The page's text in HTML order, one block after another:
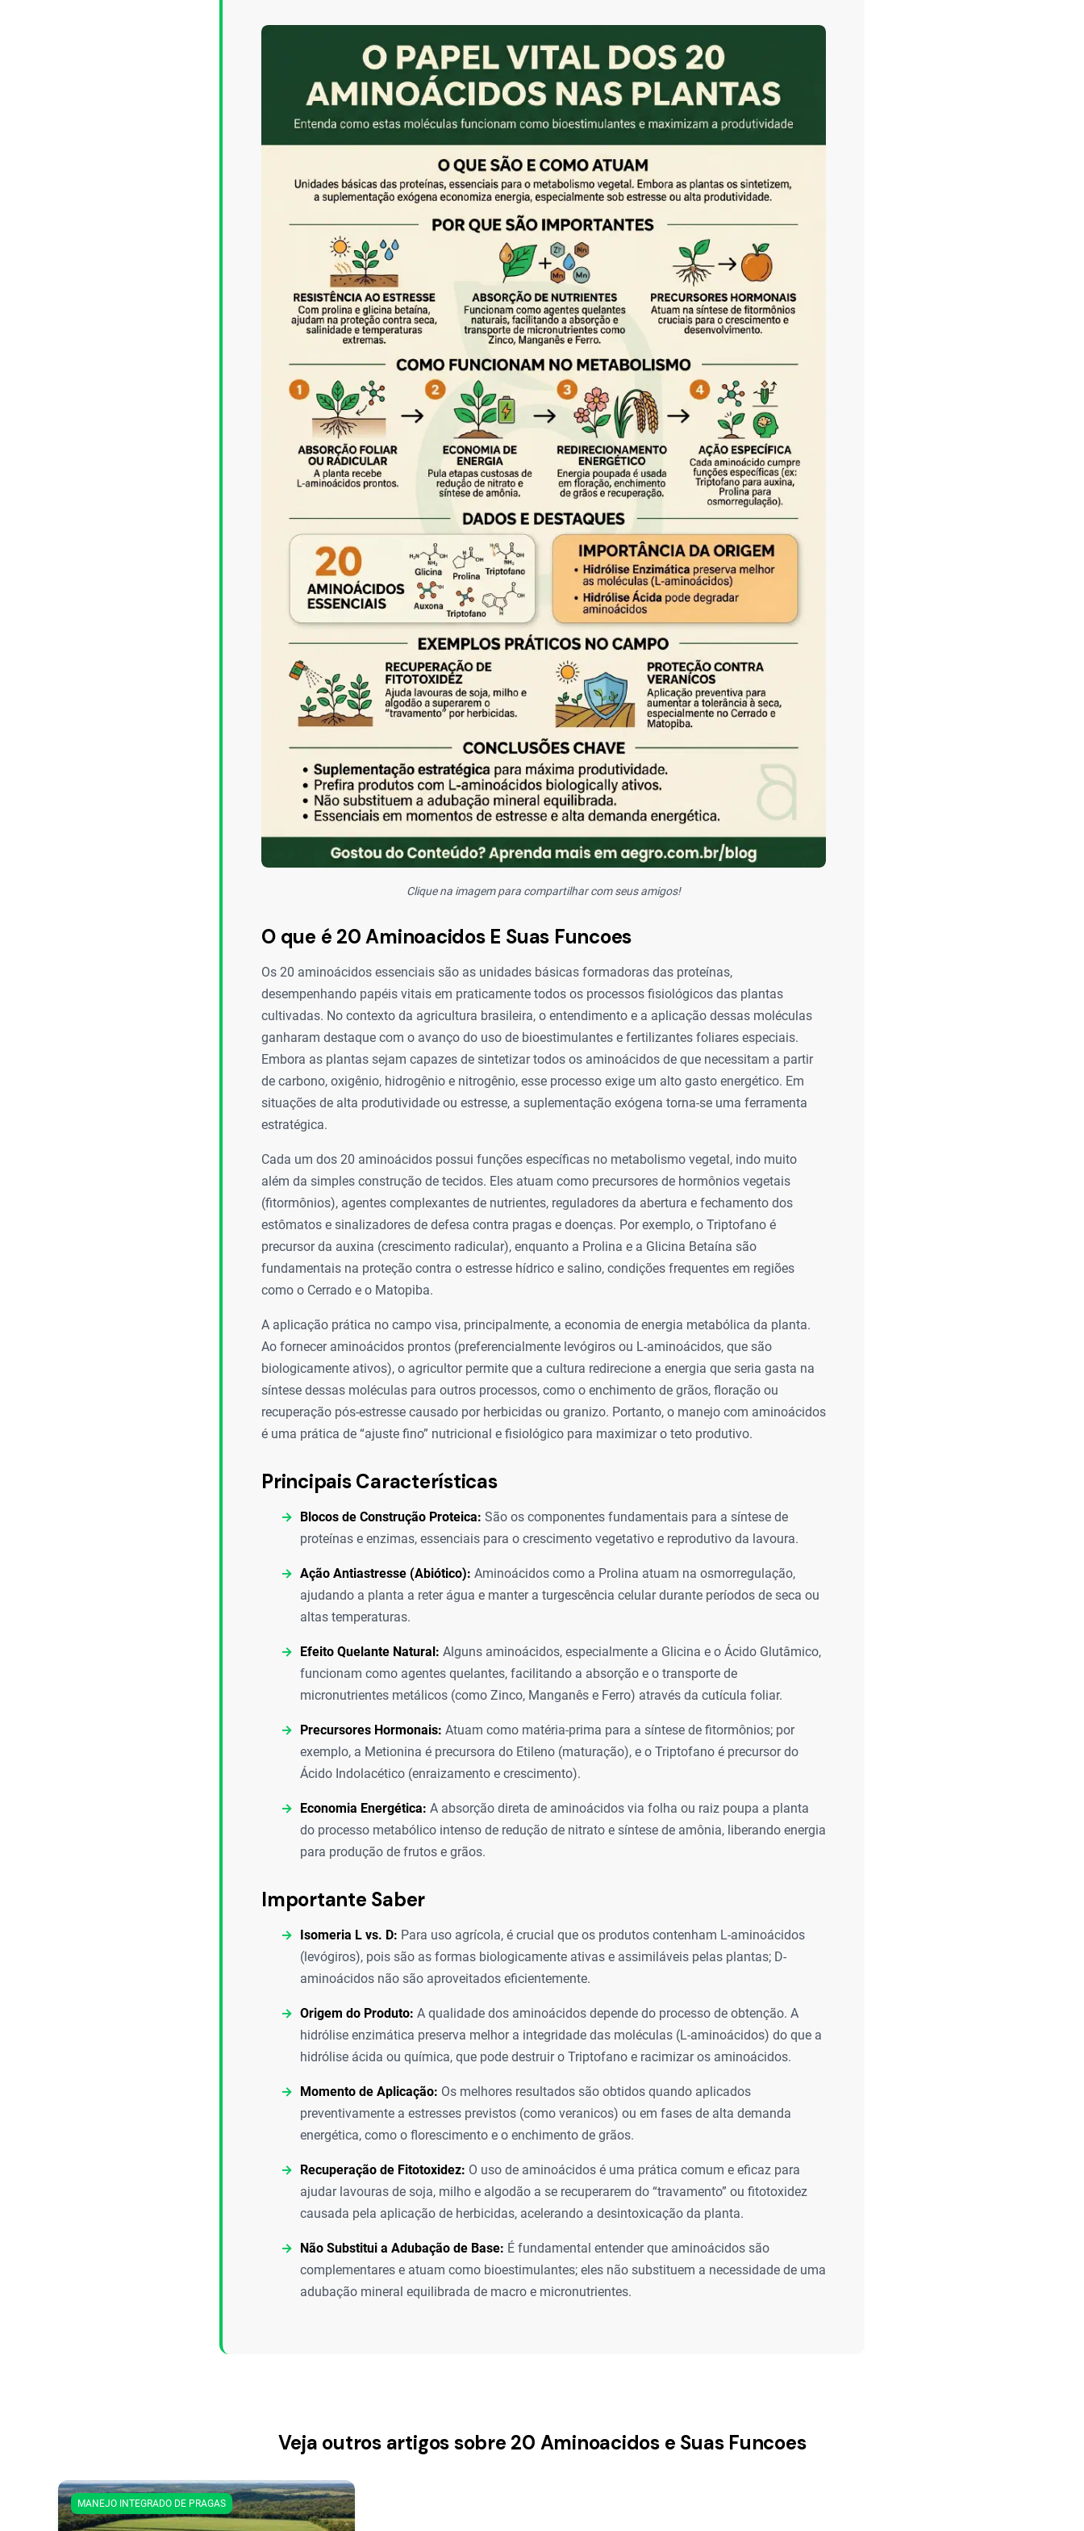
Clique na imagem para compartilhar com seus amigos!
O que é 20 Aminoacidos E Suas Funcoes
Os 20 aminoácidos essenciais são as unidades básicas formadoras das proteínas,
desempenhando papéis vitais em praticamente todos os processos fisiológicos das plantas
cultivadas. No contexto da agricultura brasileira, o entendimento e a aplicação dessas moléculas
ganharam destaque com o avanço do uso de bioestimulantes e fertilizantes foliares especiais.
Embora as plantas sejam capazes de sintetizar todos os aminoácidos de que necessitam a partir
de carbono, oxigênio, hidrogênio e nitrogênio, esse processo exige um alto gasto energético. Em
situações de alta produtividade ou estresse, a suplementação exógena torna-se uma ferramenta
estratégica.
Cada um dos 20 aminoácidos possui funções específicas no metabolismo vegetal, indo muito
além da simples construção de tecidos. Eles atuam como precursores de hormônios vegetais
(fitormônios), agentes complexantes de nutrientes, reguladores da abertura e fechamento dos
estômatos e sinalizadores de defesa contra pragas e doenças. Por exemplo, o Triptofano é
precursor da auxina (crescimento radicular), enquanto a Prolina e a Glicina Betaína são
fundamentais na proteção contra o estresse hídrico e salino, condições frequentes em regiões
como o Cerrado e o Matopiba.
A aplicação prática no campo visa, principalmente, a economia de energia metabólica da planta.
Ao fornecer aminoácidos prontos (preferencialmente levógiros ou L-aminoácidos, que são
biologicamente ativos), o agricultor permite que a cultura redirecione a energia que seria gasta na
síntese dessas moléculas para outros processos, como o enchimento de grãos, floração ou
recuperação pós-estresse causado por herbicidas ou granizo. Portanto, o manejo com aminoácidos
é uma prática de “ajuste fino” nutricional e fisiológico para maximizar o teto produtivo.
Principais Características
Blocos de Construção Proteica: São os componentes fundamentais para a síntese de
proteínas e enzimas, essenciais para o crescimento vegetativo e reprodutivo da lavoura.
Ação Antiastresse (Abiótico): Aminoácidos como a Prolina atuam na osmorregulação,
ajudando a planta a reter água e manter a turgescência celular durante períodos de seca ou
altas temperaturas.
Efeito Quelante Natural: Alguns aminoácidos, especialmente a Glicina e o Ácido Glutâmico,
funcionam como agentes quelantes, facilitando a absorção e o transporte de
micronutrientes metálicos (como Zinco, Manganês e Ferro) através da cutícula foliar.
Precursores Hormonais: Atuam como matéria-prima para a síntese de fitormônios; por
exemplo, a Metionina é precursora do Etileno (maturação), e o Triptofano é precursor do
Ácido Indolacético (enraizamento e crescimento).
Economia Energética: A absorção direta de aminoácidos via folha ou raiz poupa a planta
do processo metabólico intenso de redução de nitrato e síntese de amônia, liberando energia
para produção de frutos e grãos.
Importante Saber
Isomeria L vs. D: Para uso agrícola, é crucial que os produtos contenham L-aminoácidos
(levógiros), pois são as formas biologicamente ativas e assimiláveis pelas plantas; D-
aminoácidos não são aproveitados eficientemente.
Origem do Produto: A qualidade dos aminoácidos depende do processo de obtenção. A
hidrólise enzimática preserva melhor a integridade das moléculas (L-aminoácidos) do que a
hidrólise ácida ou química, que pode destruir o Triptofano e racimizar os aminoácidos.
Momento de Aplicação: Os melhores resultados são obtidos quando aplicados
preventivamente a estresses previstos (como veranicos) ou em fases de alta demanda
energética, como o florescimento e o enchimento de grãos.
Recuperação de Fitotoxidez: O uso de aminoácidos é uma prática comum e eficaz para
ajudar lavouras de soja, milho e algodão a se recuperarem do “travamento” ou fitotoxidez
causada pela aplicação de herbicidas, acelerando a desintoxicação da planta.
Não Substitui a Adubação de Base: É fundamental entender que aminoácidos são
complementares e atuam como bioestimulantes; eles não substituem a necessidade de uma
adubação mineral equilibrada de macro e micronutrientes.
Veja outros artigos sobre 20 Aminoacidos e Suas Funcoes
MANEJO INTEGRADO DE PRAGAS